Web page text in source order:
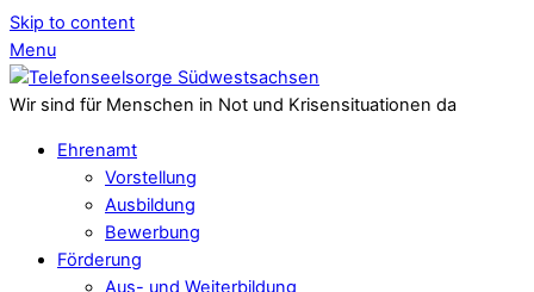
Skip to content
Menu
Wir sind für Menschen in Not und Krisensituationen da
Ehrenamt
Vorstellung
Ausbildung
Bewerbung
Förderung
Aus- und Weiterbildung